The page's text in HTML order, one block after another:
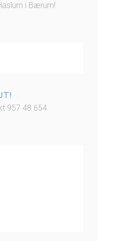
i Bærum!
957 48 654